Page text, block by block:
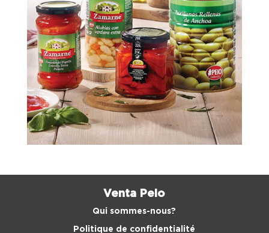
Venta Peio
Qui sommes-nous?
Politique de confidentialité